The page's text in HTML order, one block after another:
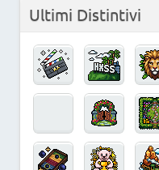
Ultimi Distintivi